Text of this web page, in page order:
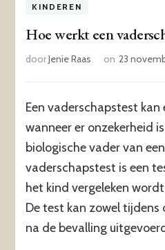
KINDEREN
Hoe werkt een
doorJenie Raas on 23
Een vaderschapstest kan
wanneer er onzekerheid
biologische vader van
vaderschapstest is een
het kind vergeleken
De test kan zowel tijdens
na de bevalling